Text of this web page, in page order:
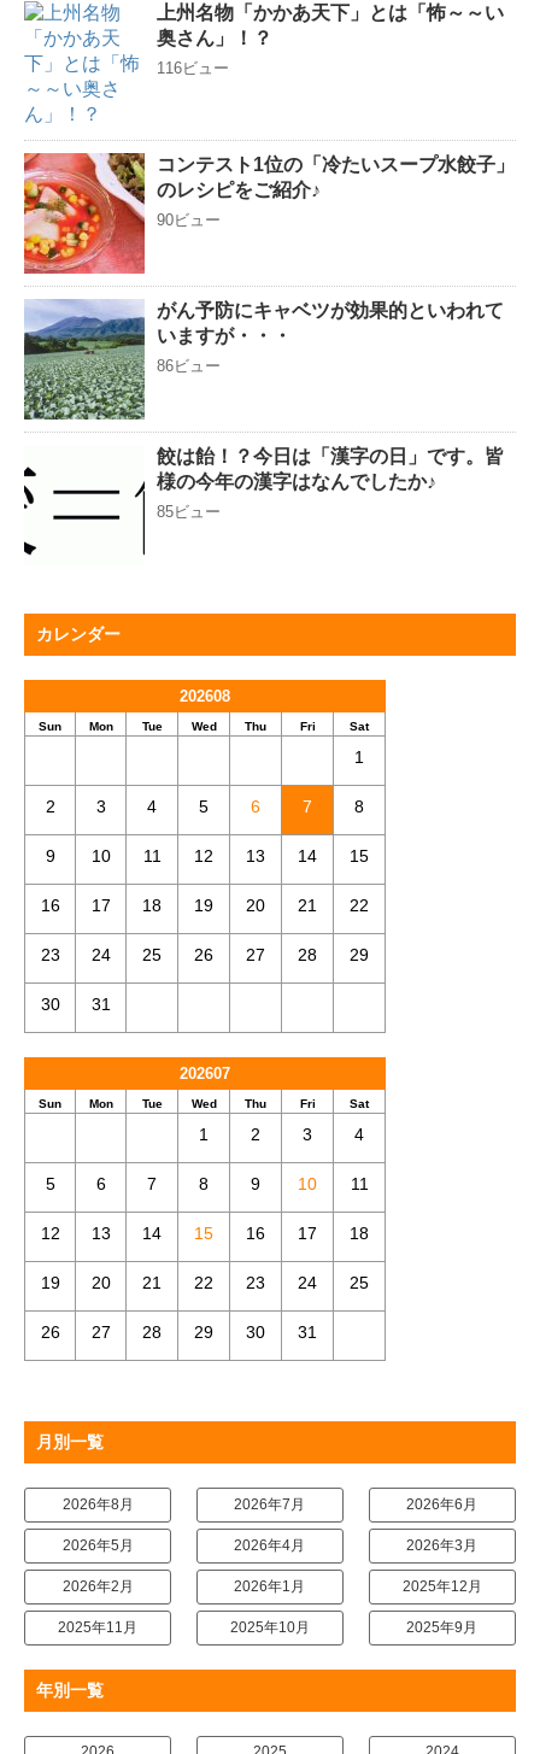
上州名物「かかあ天下」とは「怖～～い
奥さん」！？
116ビュー
コンテスト1位の「冷たいスープ水餃子」
のレシピをご紹介♪
90ビュー
がん予防にキャベツが効果的といわれて
いますが・・・
86ビュー
餃は飴！？今日は「漢字の日」です。皆
様の今年の漢字はなんでしたか♪
85ビュー
カレンダー
202608
Sun Mon Tue Wed Thu Fri Sat
1
2 3 4 5 6 7 8
9 10 11 12 13 14 15
16 17 18 19 20 21 22
23 24 25 26 27 28 29
30 31
202607
Sun Mon Tue Wed Thu Fri Sat
1 2 3 4
5 6 7 8 9 10 11
12 13 14 15 16 17 18
19 20 21 22 23 24 25
26 27 28 29 30 31
月別一覧
2026年8月 2026年7月 2026年6月
2026年5月 2026年4月 2026年3月
2026年2月 2026年1月 2025年12月
2025年11月 2025年10月 2025年9月
年別一覧